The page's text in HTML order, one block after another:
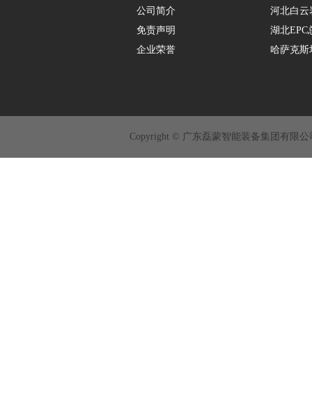
公司简介
免责声明
企业荣誉
河北白云
湖北EPC
哈萨克斯
Copyright © 广东磊蒙智能装备集团有限